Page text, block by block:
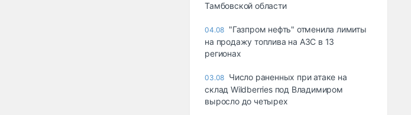
Тамбовской области
04.08 "Газпром нефть" отменила лимиты
на продажу топлива на АЗС в 13
регионах
03.08 Число раненных при атаке на
склад Wildberries под Владимиром
выросло до четырех